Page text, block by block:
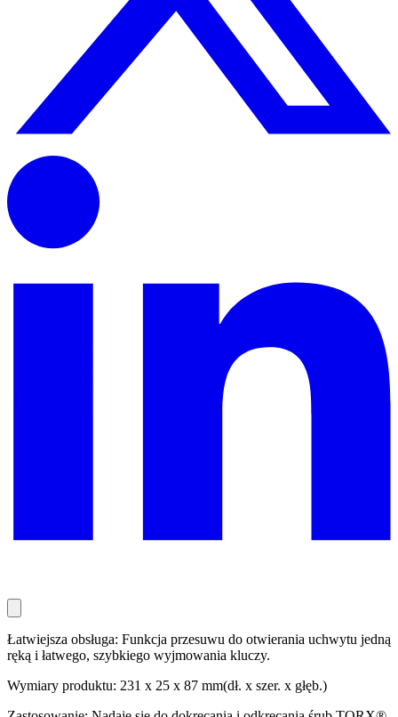
Łatwiejsza obsługa: Funkcja przesuwu do otwierania uchwytu jedną
ręką i łatwego, szybkiego wyjmowania kluczy.
Wymiary produktu: 231 x 25 x 87 mm(dł. x szer. x głęb.)